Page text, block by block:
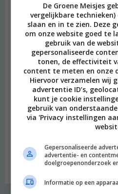
Budget recept:
De Groene Meisjes
vergelijkbare
slaan en in te zien. Deze
om onze website goed te
gebruik van de
gepersonaliseerde
tonen, de effectiviteit
content te meten en onze
Hiervoor verzamelen wij
advertentie ID’s,
kunt je cookie
gebruik van
via 'Privacy instellingen
Gepersonaliseerde
advertentie- en
doelgroepenonderzoek
Informatie op een